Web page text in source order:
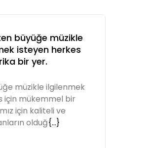
büyüğe müzikle
isteyen herkes
bir yer.
müzikle ilgilenmek
için mükemmel bir
için kaliteli ve
olduğ{...}